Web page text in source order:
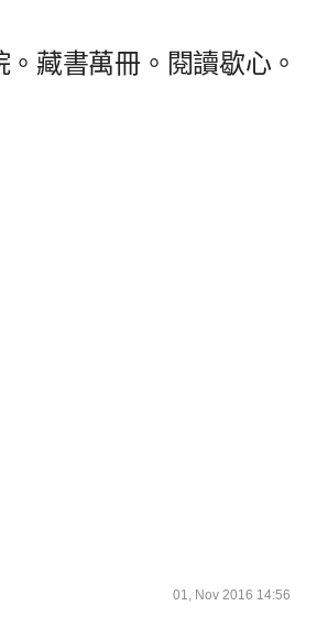
藏書萬冊。閱讀歇心。
01, Nov 2016 14:56